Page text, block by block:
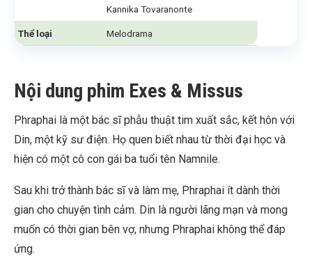
Kannika Tovaranonte
Thể loại Melodrama
Nội dung phim Exes & Missus
Phraphai là một bác sĩ phẫu thuật tim xuất sắc, kết hôn với
Din, một kỹ sư điện. Họ quen biết nhau từ thời đại học và
hiện có một cô con gái ba tuổi tên Namnile.
Sau khi trở thành bác sĩ và làm mẹ, Phraphai ít dành thời
gian cho chuyện tình cảm. Din là người lãng mạn và mong
muốn có thời gian bên vợ, nhưng Phraphai không thể đáp
ứng.